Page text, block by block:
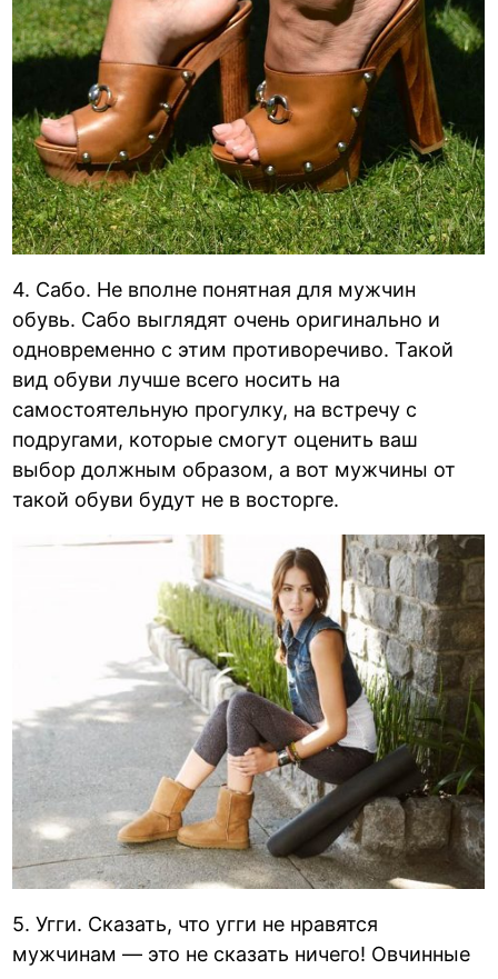
4. Сабо. Не вполне понятная для мужчин
обувь. Сабо выглядят очень оригинально и
одновременно с этим противоречиво. Такой
вид обуви лучше всего носить на
самостоятельную прогулку, на встречу с
подругами, которые смогут оценить ваш
выбор должным образом, а вот мужчины от
такой обуви будут не в восторге.
5. Угги. Сказать, что угги не нравятся
мужчинам — это не сказать ничего! Овчинные